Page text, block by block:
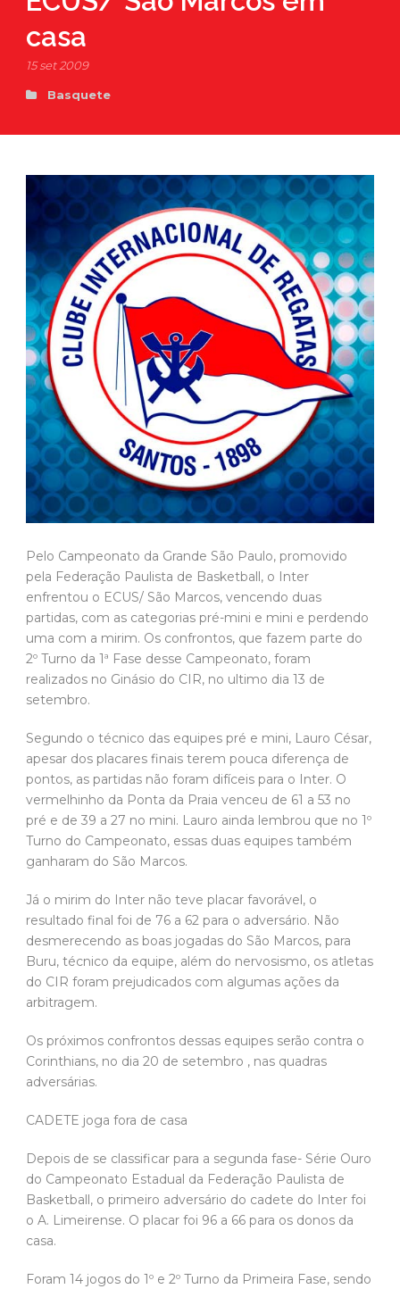
casa
15 set 2009
Basquete
Pelo Campeonato da Grande São Paulo, promovido
pela Federação Paulista de Basketball, o Inter
enfrentou o ECUS/ São Marcos, vencendo duas
partidas, com as categorias pré-mini e mini e perdendo
uma com a mirim. Os confrontos, que fazem parte do
2º Turno da 1ª Fase desse Campeonato, foram
realizados no Ginásio do CIR, no ultimo dia 13 de
setembro.
Segundo o técnico das equipes pré e mini, Lauro César,
apesar dos placares finais terem pouca diferença de
pontos, as partidas não foram difíceis para o Inter. O
vermelhinho da Ponta da Praia venceu de 61 a 53 no
pré e de 39 a 27 no mini. Lauro ainda lembrou que no 1º
Turno do Campeonato, essas duas equipes também
ganharam do São Marcos.
Já o mirim do Inter não teve placar favorável, o
resultado final foi de 76 a 62 para o adversário. Não
desmerecendo as boas jogadas do São Marcos, para
Buru, técnico da equipe, além do nervosismo, os atletas
do CIR foram prejudicados com algumas ações da
arbitragem.
Os próximos confrontos dessas equipes serão contra o
Corinthians, no dia 20 de setembro , nas quadras
adversárias.
CADETE joga fora de casa
Depois de se classificar para a segunda fase- Série Ouro
do Campeonato Estadual da Federação Paulista de
Basketball, o primeiro adversário do cadete do Inter foi
o A. Limeirense. O placar foi 96 a 66 para os donos da
casa.
Foram 14 jogos do 1º e 2º Turno da Primeira Fase, sendo